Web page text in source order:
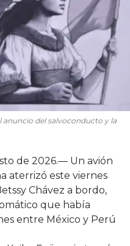
anuncio del salvoconducto y la
de 2026.— Un avión
aterrizó este viernes
Chávez a bordo,
que había
entre México y Perú